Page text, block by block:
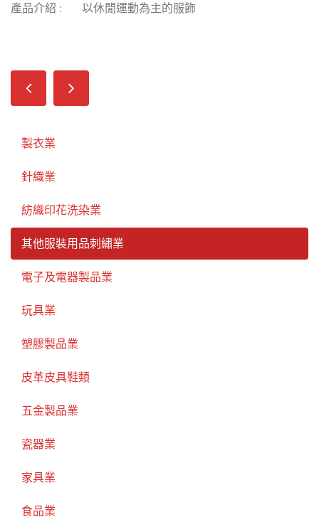
產品介紹 : 以休閒運動為主的服飾
製衣業
針織業
紡織印花洗染業
其他服裝用品刺繡業
電子及電器製品業
玩具業
塑膠製品業
皮革皮具鞋類
五金製品業
瓷器業
家具業
食品業